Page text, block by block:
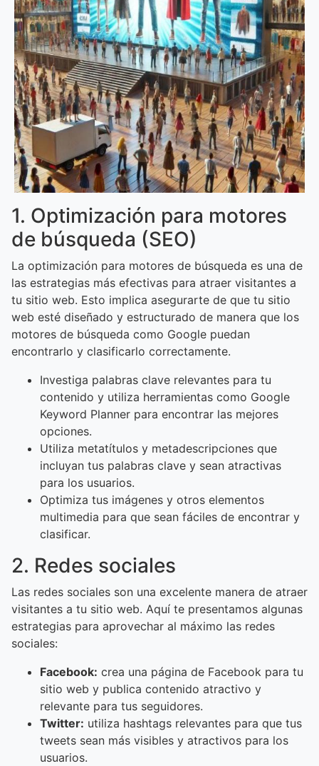
1. Optimización para motores
de búsqueda (SEO)
La optimización para motores de búsqueda es una de
las estrategias más efectivas para atraer visitantes a
tu sitio web. Esto implica asegurarte de que tu sitio
web esté diseñado y estructurado de manera que los
motores de búsqueda como Google puedan
encontrarlo y clasificarlo correctamente.
Investiga palabras clave relevantes para tu
contenido y utiliza herramientas como Google
Keyword Planner para encontrar las mejores
opciones.
Utiliza metatítulos y metadescripciones que
incluyan tus palabras clave y sean atractivas
para los usuarios.
Optimiza tus imágenes y otros elementos
multimedia para que sean fáciles de encontrar y
clasificar.
2. Redes sociales
Las redes sociales son una excelente manera de atraer
visitantes a tu sitio web. Aquí te presentamos algunas
estrategias para aprovechar al máximo las redes
sociales:
Facebook: crea una página de Facebook para tu
sitio web y publica contenido atractivo y
relevante para tus seguidores.
Twitter: utiliza hashtags relevantes para que tus
tweets sean más visibles y atractivos para los
usuarios.